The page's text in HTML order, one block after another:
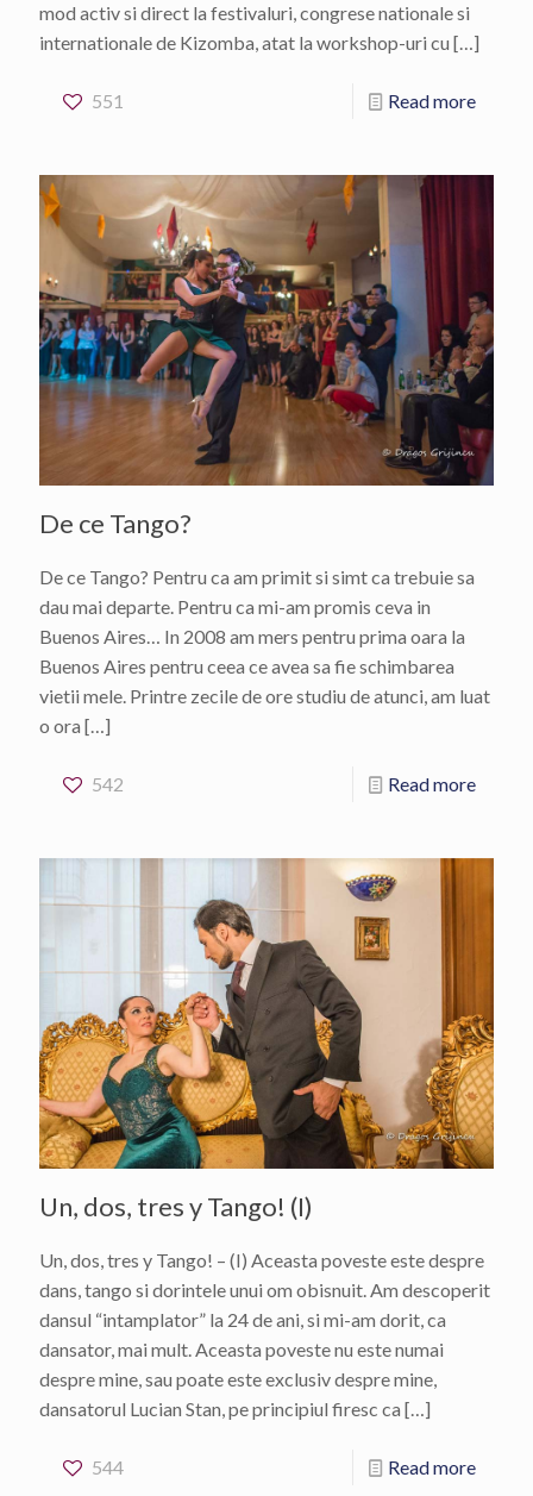
mod activ si direct la festivaluri, congrese nationale si
internationale de Kizomba, atat la workshop-uri cu […]
551 Read more
De ce Tango?
De ce Tango? Pentru ca am primit si simt ca trebuie sa
dau mai departe. Pentru ca mi-am promis ceva in
Buenos Aires… In 2008 am mers pentru prima oara la
Buenos Aires pentru ceea ce avea sa fie schimbarea
vietii mele. Printre zecile de ore studiu de atunci, am luat
o ora […]
542 Read more
Un, dos, tres y Tango! (I)
Un, dos, tres y Tango! – (I) Aceasta poveste este despre
dans, tango si dorintele unui om obisnuit. Am descoperit
dansul “intamplator” la 24 de ani, si mi-am dorit, ca
dansator, mai mult. Aceasta poveste nu este numai
despre mine, sau poate este exclusiv despre mine,
dansatorul Lucian Stan, pe principiul firesc ca […]
544 Read more